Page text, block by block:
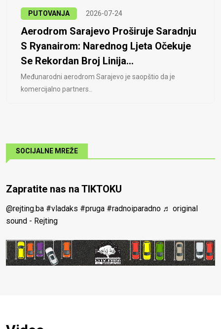
PUTOVANJA 2026-07-24
Aerodrom Sarajevo Proširuje Saradnju
S Ryanairom: Narednog Ljeta Očekuje
Se Rekordan Broj Linija...
Međunarodni aerodrom Sarajevo je saopštio da je
komercijalno partners..
SOCIJALNE MREŽE
Zapratite nas na TIKTOKU
@rejting.ba #vladaks #pruga #radnoiparadno ♬ original
sound - Rejting